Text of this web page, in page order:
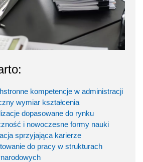
kompetencje w administracji
wymiar kształcenia
dopasowane do rynku
i nowoczesne formy nauki
sprzyjająca karierze
do pracy w strukturach